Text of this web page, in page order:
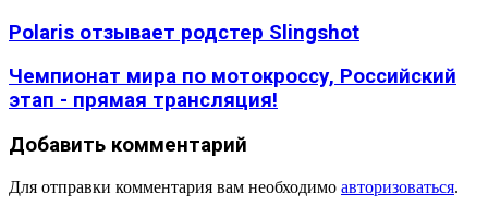
Polaris отзывает родстер Slingshot
Чемпионат мира по мотокроссу, Российский
этап - прямая трансляция!
Добавить комментарий
Для отправки комментария вам необходимо авторизоваться.